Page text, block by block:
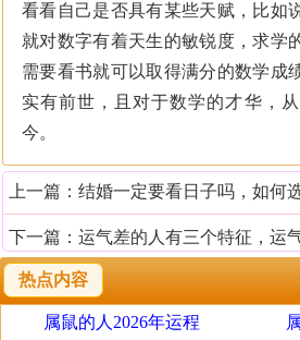
看看自己是否具有某些天赋，比如
就对数字有着天生的敏锐度，求学
需要看书就可以取得满分的数学成
实有前世，且对于数学的才华，
今。
上一篇： 结婚一定要看日子吗，如何
下一篇： 运气差的人有三个特征，运气不
热点内容
属鼠的人2026年运程